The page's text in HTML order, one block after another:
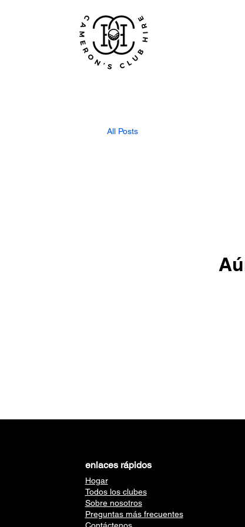
All Posts
enlaces rápidos
Hogar
Todos los clubes
Sobre nosotros
Preguntas más frecuentes